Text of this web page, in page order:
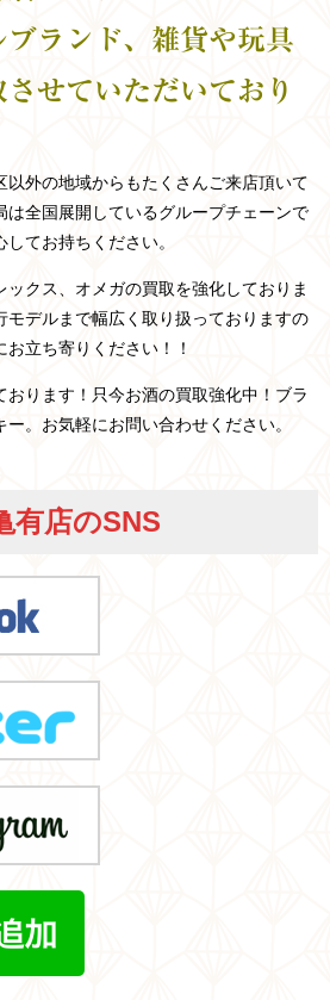
ランド、雑貨や玩具
せていただいており
以外の地域からもたくさんご来店頂いて
は全国展開しているグループチェーンで
てお持ちください。
ックス、オメガの買取を強化しておりま
モデルまで幅広く取り扱っておりますの
立ち寄りください！！
おります！只今お酒の買取強化中！ブラ
。お気軽にお問い合わせください。
有店のSNS